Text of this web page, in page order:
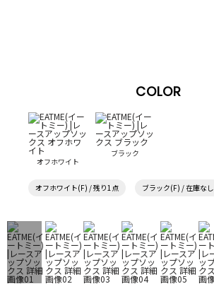
COLOR
オフホワイト
ブラック
オフホワイト(F) / 残り1点 ブラック(F) / 在庫なし